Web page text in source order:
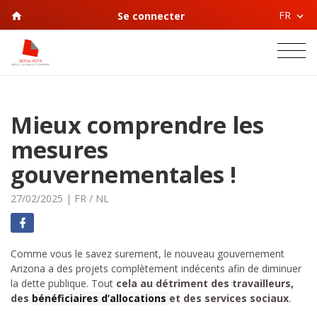
Se connecter FR
Mieux comprendre les
mesures
gouvernementales !
27/02/2025 | FR / NL
Comme vous le savez surement, le nouveau gouvernement
Arizona a des projets complètement indécents afin de diminuer
la dette publique. Tout cela au détriment des travailleurs,
des bénéficiaires d’allocations et des services sociaux.